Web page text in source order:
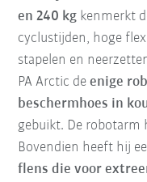
en 240 kg kenmerkt
cyclustijden, hoge
stapelen en
PA Arctic deenige
beschermhoes in
gebuikt. De
Bovendien heeft hij
flens die voor